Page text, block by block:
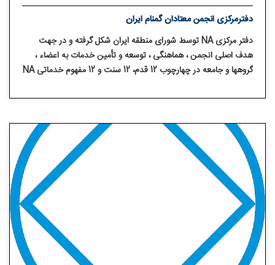
دفترمرکزی انجمن معتادان گمنام ایران
دفتر مرکزی NA توسط شورای منطقه ایران شکل گرفته و در جهت
هدف اصلی انجمن ، هماهنگی ، توسعه و تأمین خدمات به اعضاء ،
گروهها و جامعه در چهارچوب 12 قدم، 12 سنت و 12 مفهوم خدماتی NA